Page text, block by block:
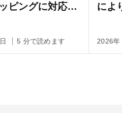
ピングに対応す
5 分で読めます
によ
2026年